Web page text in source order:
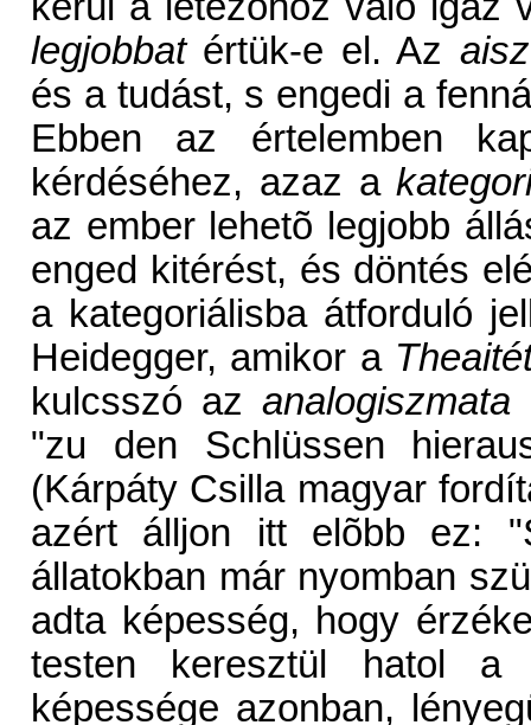
legjobbatértük-e el. Az
és a tudást, s engedi a
Ebben az értelemben
kérdéséhez, azaz a
az ember lehetõ legjobb
enged kitérést, és döntés
a kategoriálisba átforduló
Heidegger, amikor a
kulcsszó azanalogiszmata
"zu den Schlüssen
(Kárpáty Csilla magyar
azért álljon itt elõbb ez:
állatokban már nyomban
adta képesség, hogy
testen keresztül hatol a
képessége azonban,